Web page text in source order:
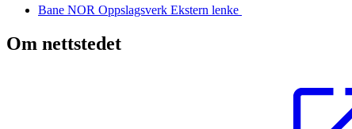
Bane NOR Oppslagsverk Ekstern lenke
Om nettstedet